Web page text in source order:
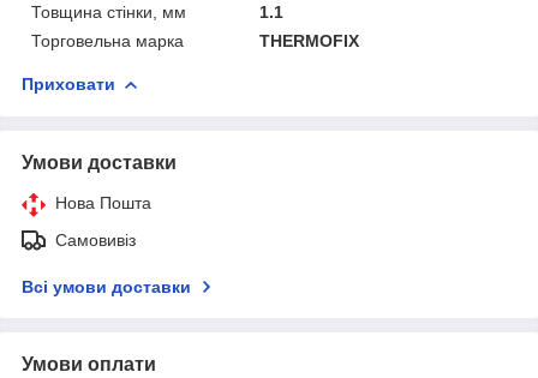
Товщина стінки, мм
1.1
Торговельна марка
THERMOFIX
Приховати
Умови доставки
Нова Пошта
Самовивіз
Всі умови доставки
Умови оплати